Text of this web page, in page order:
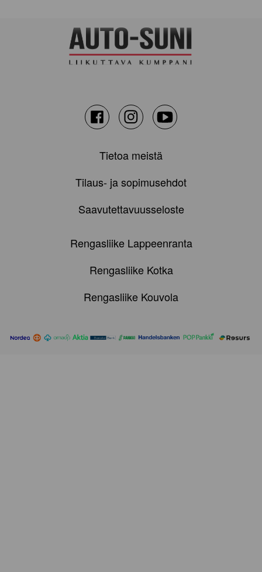
FacebookInstagramYoutube
Tietoa meistä
Tilaus- ja sopimusehdot
Saavutettavuusseloste
Rengasliike Lappeenranta
Rengasliike Kotka
Rengasliike Kouvola